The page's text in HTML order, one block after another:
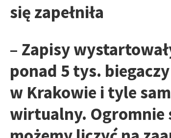
się zapełniła
– Zapisy
ponad 5 tys.
w Krakowie i tyle
wirtualny. Ogromnie